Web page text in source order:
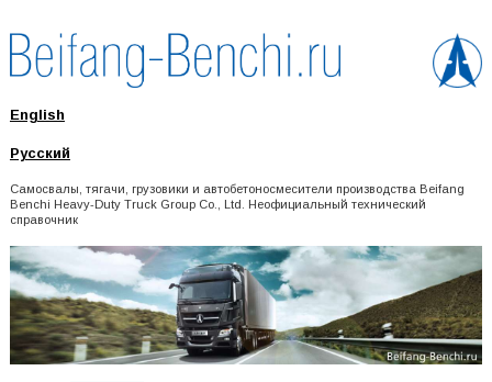
English
Русский
Самосвалы, тягачи, грузовики и автобетоносмесители производства Beifang
Benchi Heavy-Duty Truck Group Co., Ltd. Неофициальный технический
справочник